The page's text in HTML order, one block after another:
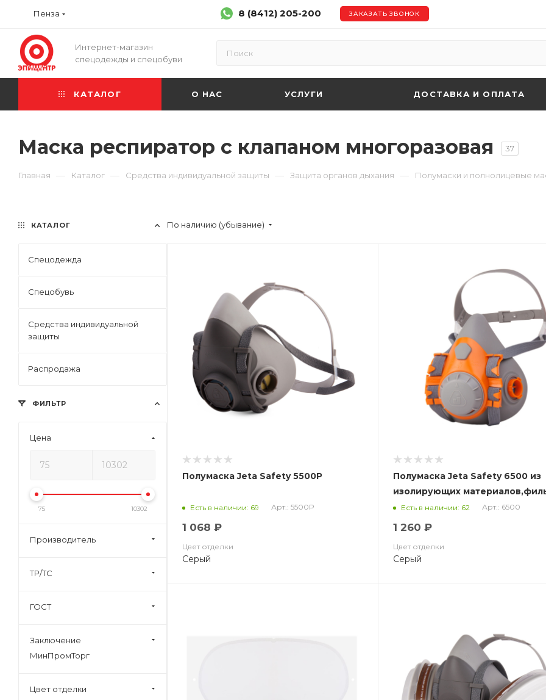
Пенза 8 (8412) 205-200 ЗАКАЗАТЬ ЗВОНОК
Интернет-магазин
спецодежды и спецобуви
КАТАЛОГ О НАС УСЛУГИ ДОСТАВКА И ОПЛАТА
Маска респиратор с клапаном многоразовая 37
Главная — Каталог — Средства индивидуальной защиты — Защита органов дыхания — Полумаски и полнолицевые
По наличию (убывание)
Полумаска Jeta Safety 5500P
Есть в наличии: 69 Арт.: 5500Р
1 068 ₽
Цвет отделки
Серый
Полумаска Jeta Safety 6500 из
изолирующих
в компл
Есть в наличии: 62 Арт.: 6500
1 260 ₽
Цвет отделки
Серый
КАТАЛОГ
Спецодежда
Спецобувь
Средства индивидуальной
защиты
Распродажа
ФИЛЬТР
Цена
75 10302
Производитель
ТР/ТС
ГОСТ
Заключение
МинПромТорг
Цвет отделки